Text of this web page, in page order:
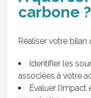
carbone ?
Réaliser votre
Identifier les
associées à votre
Évaluer